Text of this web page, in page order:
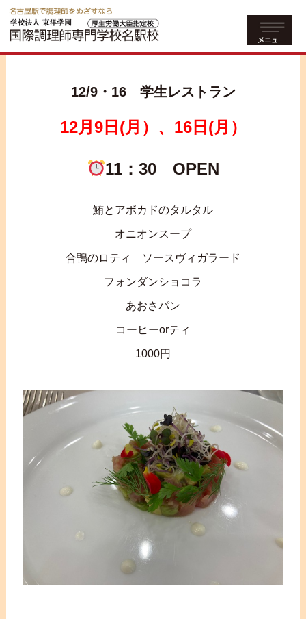
12/9・16 学生レストラン
12月9日(月）、16日(月）
11：30 OPEN
鮪とアボカドのタルタル
オニオンスープ
合鴨のロティ ソースヴィガラード
フォンダンショコラ
あおさパン
コーヒーorティ
1000円